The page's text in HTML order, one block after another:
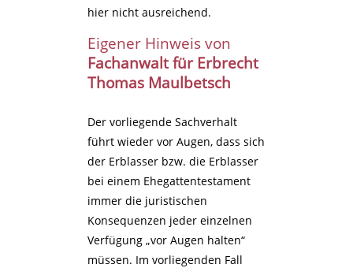
hier nicht ausreichend.
Eigener Hinweis von
Fachanwalt für Erbrecht
Thomas Maulbetsch
Der vorliegende Sachverhalt
führt wieder vor Augen, dass sich
der Erblasser bzw. die Erblasser
bei einem Ehegattentestament
immer die juristischen
Konsequenzen jeder einzelnen
Verfügung „vor Augen halten“
müssen. Im vorliegenden Fall